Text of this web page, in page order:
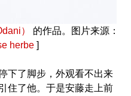
）
的作品。图片来源：
herbe]
下了脚步，外观看不出来
住了他。于是安藤走上前